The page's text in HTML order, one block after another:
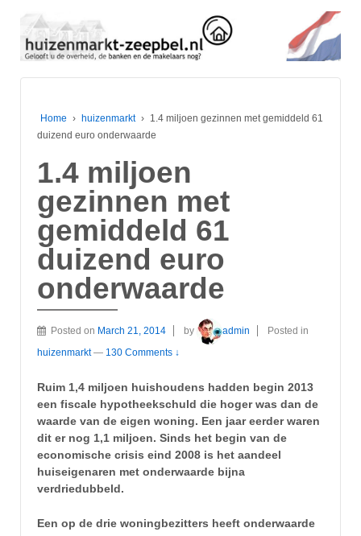
Home › huizenmarkt › 1.4 miljoen gezinnen met gemiddeld 61
duizend euro onderwaarde
1.4 miljoen
gezinnen met
gemiddeld 61
duizend euro
onderwaarde
Posted on March 21, 2014 by admin
Posted in
huizenmarkt — 130 Comments ↓
Ruim 1,4 miljoen huishoudens hadden begin 2013
een fiscale hypotheekschuld die hoger was dan de
waarde van de eigen woning. Een jaar eerder waren
dit er nog 1,1 miljoen. Sinds het begin van de
economische crisis eind 2008 is het aandeel
huiseigenaren met onderwaarde bijna
verdriedubbeld.
Een op de drie woningbezitters heeft onderwaarde